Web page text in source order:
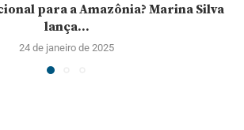
para a Amazônia? Marina Silva
lança...
24 de janeiro de 2025